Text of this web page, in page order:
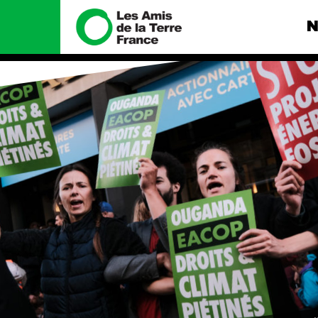
Nous connaître
Histoire
Manifeste
Missions et méthodes
Valeurs
Équipes et
fonctionnement
Le réseau dans le monde
Nos alliés
Je soutiens les Amis de la
Terre
Nos
Total, rendez-
tribunal
Gaz « naturel
enfumage
Mode : une
destructrice
Gaz au
violence
Nos autres